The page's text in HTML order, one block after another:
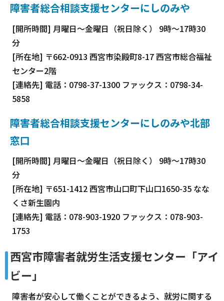
障害者総合相談支援センターにしのみや
[開所時間] 月曜日～金曜日（祝日除く） 9時～17時30
分
[所在地] 〒662-0913 西宮市染殿町8-17 西宮市総合福祉
センター2階
[連絡先] 電話：0798-37-1300 ファックス：0798-34-
5858
障害者総合相談支援センターにしのみや北部
窓口
[開所時間] 月曜日～金曜日（祝日除く） 9時～17時30
分
[所在地] 〒651-1412 西宮市山口町下山口1650-35 なな
くさ新生園内
[連絡先] 電話：078-903-1920 ファックス：078-903-
1753
西宮市障害者就労生活支援センター「アイ
ビー」
障害者が安心して働くことができるよう、就労に関する